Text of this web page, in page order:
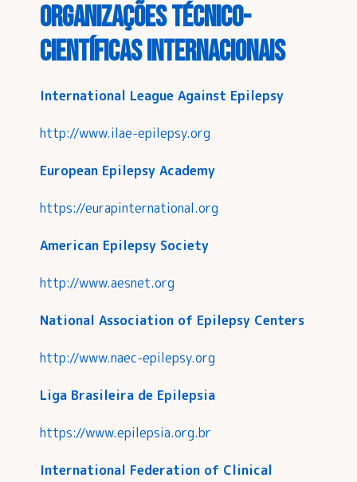
Organizações técnico-
científicas internacionais
International League Against Epilepsy
http://www.ilae-epilepsy.org
European Epilepsy Academy
https://eurapinternational.org
American Epilepsy Society
http://www.aesnet.org
National Association of Epilepsy Centers
http://www.naec-epilepsy.org
Liga Brasileira de Epilepsia
https://www.epilepsia.org.br
International Federation of Clinical